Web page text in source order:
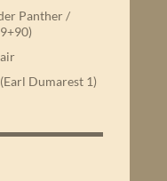
Panther /
Dumarest 1)